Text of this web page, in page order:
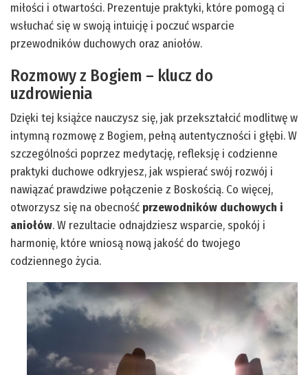
miłości i otwartości. Prezentuje praktyki, które pomogą ci
wsłuchać się w swoją intuicję i poczuć wsparcie
przewodników duchowych oraz aniołów.
Rozmowy z Bogiem – klucz do
uzdrowienia
Dzięki tej książce nauczysz się, jak przekształcić modlitwę w
intymną rozmowę z Bogiem, pełną autentyczności i głębi. W
szczególności poprzez medytację, refleksję i codzienne
praktyki duchowe odkryjesz, jak wspierać swój rozwój i
nawiązać prawdziwe połączenie z Boskością. Co więcej,
otworzysz się na obecność przewodników duchowych i
aniołów. W rezultacie odnajdziesz wsparcie, spokój i
harmonię, które wniosą nową jakość do twojego
codziennego życia.